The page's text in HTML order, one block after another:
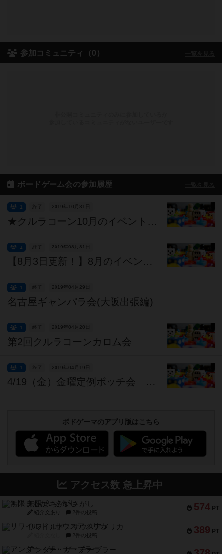
参加コミュニティ（0）
ボードゲーム会の参加履歴
★クルラコーン10月のイベント各種のご紹介です！ ※イベント重視の店舗運営に疑問を感じる瞬間が無いというのは嘘になります。
終了 2019年10月31日
1
【8月3日更新！】8月のイベントスケジュールなど！
終了 2019年08月31日
1
名古屋ギャンパラ会(大阪出張編)
終了 2019年04月29日
1
第2回クルラコーンカロム会
終了 2019年04月20日
1
4/19（金）金曜定例ボッチ会 【マフィオズー】参加者募集中。
終了 2019年04月19日
1
ボドゲーマのアプリ版はこちら
アクセス数 急上昇中
574 PT
無限まちがいさがし
紹介文あり 2件の投稿
389 PT
リワイルド：サウスアメリカ
2件の投稿
アンダー・ザ・テーブラー